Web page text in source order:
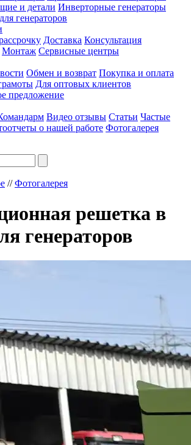
и детали Инверторные генераторы
генераторов
Доставка Консультация
Монтаж Сервисные центры
Обмен и возврат Покупка и оплата
Для оптовых клиентов
предложение
Видео отзывы Статьи Частые
о нашей работе Фотогалерея
//Фотогалерея
решетка в
генераторов